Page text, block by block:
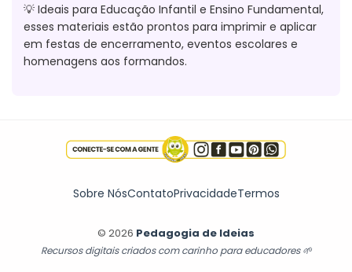
💡 Ideais para Educação Infantil e Ensino Fundamental,
esses materiais estão prontos para imprimir e aplicar
em festas de encerramento, eventos escolares e
homenagens aos formandos.
Sobre NósContatoPrivacidadeTermos
© 2026 Pedagogia de Ideias
Recursos digitais criados com carinho para educadores 🌱